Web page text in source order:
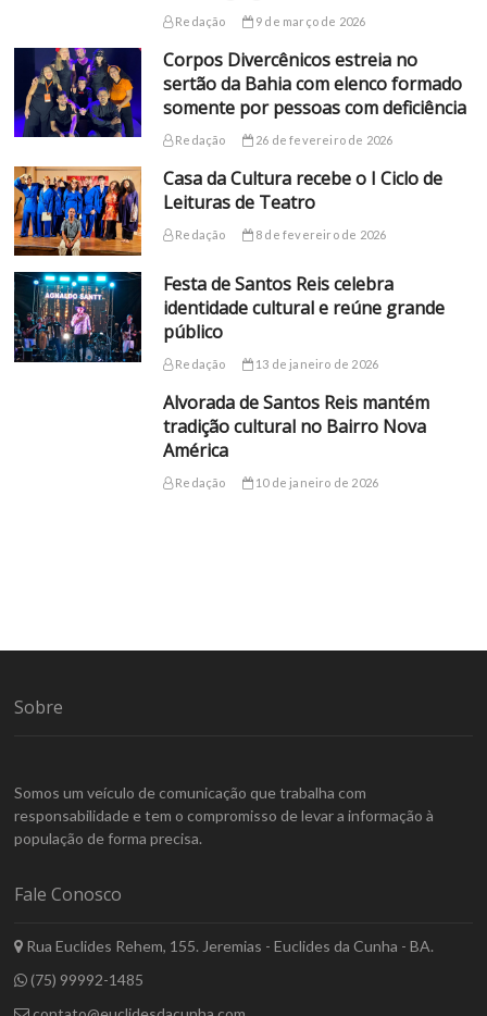
Redação 9 de março de 2026
Corpos Divercênicos estreia no
sertão da Bahia com elenco formado
somente por pessoas com deficiência
Redação 26 de fevereiro de 2026
Casa da Cultura recebe o I Ciclo de
Leituras de Teatro
Redação 8 de fevereiro de 2026
Festa de Santos Reis celebra
identidade cultural e reúne grande
público
Redação 13 de janeiro de 2026
Alvorada de Santos Reis mantém
tradição cultural no Bairro Nova
América
Redação 10 de janeiro de 2026
Sobre
Somos um veículo de comunicação que trabalha com
responsabilidade e tem o compromisso de levar a informação à
população de forma precisa.
Fale Conosco
Rua Euclides Rehem, 155. Jeremias - Euclides da Cunha - BA.
(75) 99992-1485